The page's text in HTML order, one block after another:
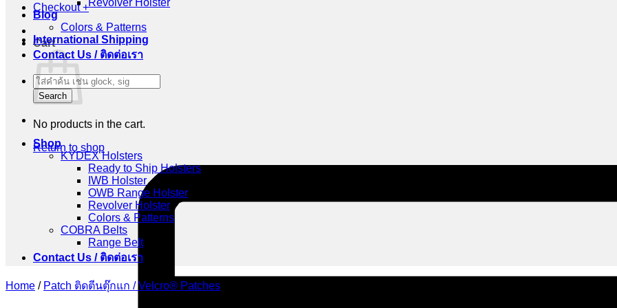
Checkout +
Cart
No products in the cart.
Return to shop
Revolver Holster
Blog
Colors & Patterns
International Shipping
Contact Us / ติดต่อเรา
Products
search
Search
Shop
KYDEX Holsters
Ready to Ship Holsters
IWB Holster
OWB Range Holster
Revolver Holster
Colors & Patterns
COBRA Belts
Range Belt
Contact Us / ติดต่อเรา
Home / Patch ติดตีนตุ๊กแก / Velcro® Patches